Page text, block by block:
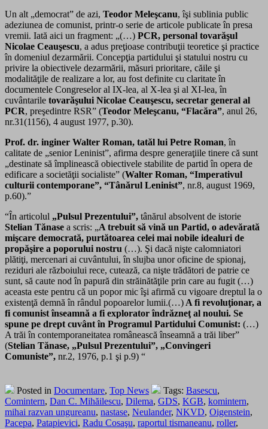
Un alt „democrat” de azi, Teodor Meleşcanu, îşi sublinia public
adeziunea de comunist, printr-o serie de articole publicate în presa
vremii. Iată aici un fragment: „(…) PCR, personal tovarăşul
Nicolae Ceauşescu, a adus preţioase contribuţii teoretice şi practice
în domeniul dezarmării. Concepţia partidului şi statului nostru cu
privire la obiectivele dezarmării, măsuri prioritare, căile şi
modalităţile de realizare a lor, au fost definite cu claritate în
documentele Congreselor al IX-lea, al X-lea şi al XI-lea, în
cuvântarile tovarăşului Nicolae Ceauşescu, secretar general al
PCR, preşedintre RSR” (Teodor Meleşcanu, “Flacăra”, anul 26,
nr.31(1156), 4 august 1977, p.30).
Prof. dr. inginer Walter Roman, tatăl lui Petre Roman, în
calitate de „senior Leninist”, afirma despre generaţiile tinere că sunt
„destinate să împlinească obiectivele stabilite de partid în opera de
edificare a societăţii socialiste” (Walter Roman, “Imperativul
culturii contemporane”, “Tânărul Leninist”, nr.8, august 1969,
p.60).”
“În articolul „Pulsul Prezentului”, tânărul absolvent de istorie
Stelian Tănase a scris: „A trebuit să vină un Partid, o adevărată
mişcare democrată, purtătoarea celei mai nobile idealuri de
propăşire a poporului nostru (…). Şi dacă nişte calomniatori
plătiţi, mercenari ai cuvântului, în slujba unor oficine de spionaj,
reziduri ale războiului rece, cutează, ca nişte trădători de patrie ce
sunt, să caute nod în papură din străinătăţile prin care au fugit (…)
aceasta este pentru că un popor mic îşi afirmă cu vigoare dreptul la o
existenţă demnă în rândul popoarelor lumii.(…) A fi revoluţionar, a
fi comunist înseamnă a fi explorator îndrăzneţ al noului. Se
spune pe drept cuvânt în Programul Partidului Comunist: (…)
A trăi în contemporaneitatea românească înseamnă a trăi liber”
(Stelian Tănase, „Pulsul Prezentului”, „Convingeri
Comuniste”, nr.2, 1976, p.1 şi p.9) “
Posted in Documentare, Top News Tags: Basescu,
Comintern, Dan C. Mihăilescu, Dilema, GDS, KGB, komintern,
mihai razvan ungureanu, nastase, Neulander, NKVD, Oigenstein,
Pacepa, Patapievici, Radu Cosaşu, raportul tismaneanu, roller,